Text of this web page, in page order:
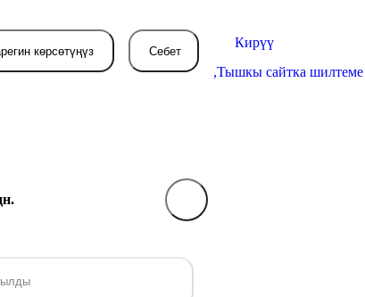
көрсөтүңүз Себет
Кирүү
,Тышкы сайтка шилтеме
азырынча
пайда болот.